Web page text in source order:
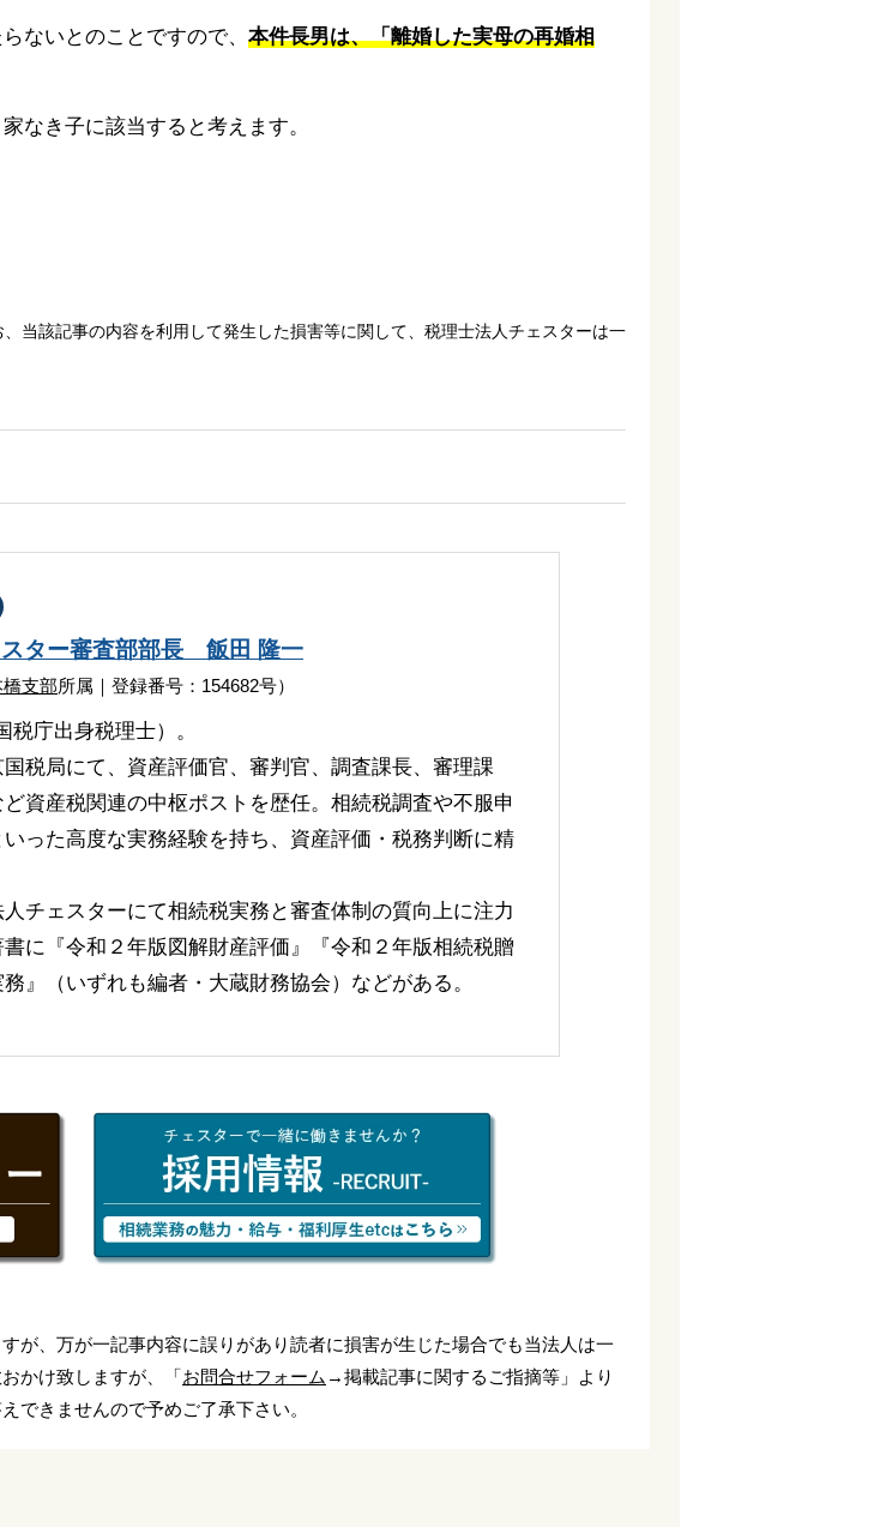
ないとのことですので、 本件長男は、「離婚した実母の再婚相
なき子に該当すると考えます。
当該記事の内容を利用して発生した損害等に関して、税理士法人チェスターは一
ター審査部部長 飯田 隆一
支部所属｜登録番号：154682号）
税庁出身税理士）。
税局にて、資産評価官、審判官、調査課長、審理課
資産税関連の中枢ポストを歴任。相続税調査や不服申
った高度な実務経験を持ち、資産評価・税務判断に精
チェスターにて相続税実務と審査体制の質向上に注力
書に『令和２年版図解財産評価』『令和２年版相続税贈
』（いずれも編者・大蔵財務協会）などがある。
が、万が一記事内容に誤りがあり読者に損害が生じた場合でも当法人は一
かけ致しますが、「お問合せフォーム →掲載記事に関するご指摘等」より
できませんので予めご了承下さい。